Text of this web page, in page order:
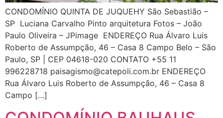
CONDOMÍNIO QUINTA DE JUQUEHY São Sebastião –
SP Luciana Carvalho Pinto arquitetura Fotos – João
Paulo Oliveira – JPimage ENDEREÇO Rua Álvaro Luis
Roberto de Assumpção, 46 – Casa 8 Campo Belo – São
Paulo, SP | CEP 04618-020 CONTATO +55 11
996228718 paisagismo@catepoli.com.br ENDEREÇO
Rua Álvaro Luis Roberto de Assumpção, 46 – Casa 8
Campo […]